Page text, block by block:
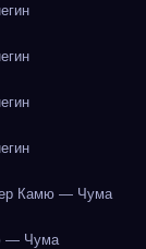
Камю — Чума
— Чума